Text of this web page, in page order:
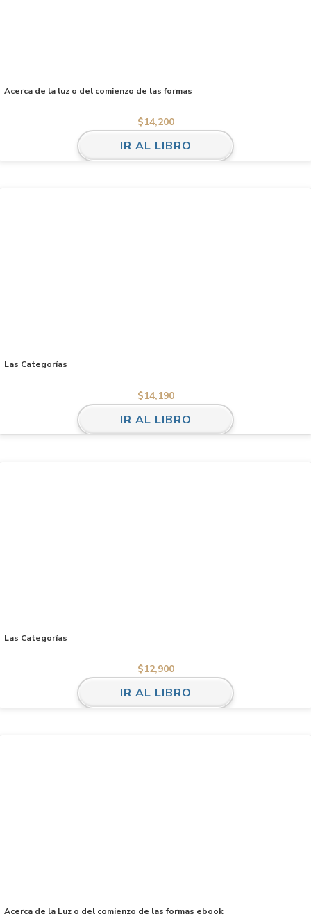
Acerca de la luz o del comienzo de las formas
$14,200
IR AL LIBRO
Las Categorías
$14,190
IR AL LIBRO
Las Categorías
$12,900
IR AL LIBRO
Acerca de la Luz o del comienzo de las formas ebook